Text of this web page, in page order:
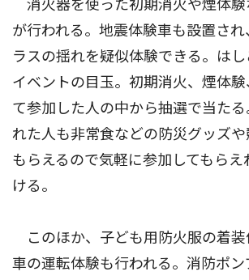
消火器を使った初期消火や煙体験
が行われる。地震体験車も設置さ
ラスの揺れを疑似体験できる。は
イベントの目玉。初期消火、煙体
て参加した人の中から抽選で当た
れた人も非常食などの防災グッズ
もらえるので気軽に参加してもら
ける。
このほか、子ども用防火服の着
車の運転体験も行われる。消防ポ